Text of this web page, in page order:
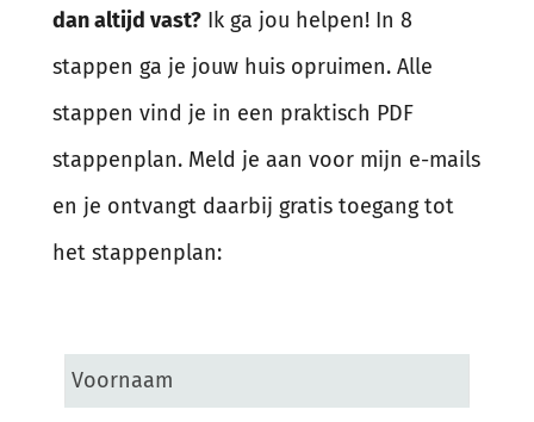
dan altijd vast? Ik ga jou helpen! In 8
stappen ga je jouw huis opruimen. Alle
stappen vind je in een praktisch PDF
stappenplan. Meld je aan voor mijn e-mails
en je ontvangt daarbij gratis toegang tot
het stappenplan: